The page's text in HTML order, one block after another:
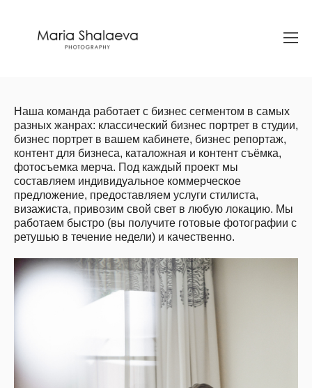
Наша команда работает с бизнес сегментом в самых
разных жанрах: классический бизнес портрет в студии,
бизнес портрет в вашем кабинете, бизнес репортаж,
контент для бизнеса, каталожная и контент съёмка,
фотосъемка мерча. Под каждый проект мы
составляем индивидуальное коммерческое
предложение, предоставляем услуги стилиста,
визажиста, привозим свой свет в любую локацию. Мы
работаем быстро (вы получите готовые фотографии с
ретушью в течение недели) и качественно.